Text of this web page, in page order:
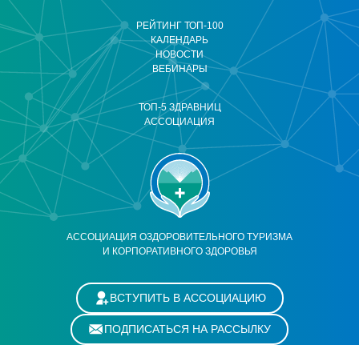
АССОЦИАЦИЯ ОЗДОРОВИТЕЛЬНОГО ТУРИЗМА
И КОРПОРАТИВНОГО ЗДОРОВЬЯ
РЕЙТИНГ ТОП-100
КАЛЕНДАРЬ
НОВОСТИ
ВЕБИНАРЫ
ТОП-5 ЗДРАВНИЦ
АССОЦИАЦИЯ
ВСТУПИТЬ В АССОЦИАЦИЮ
ПОДПИСАТЬСЯ НА РАССЫЛКУ